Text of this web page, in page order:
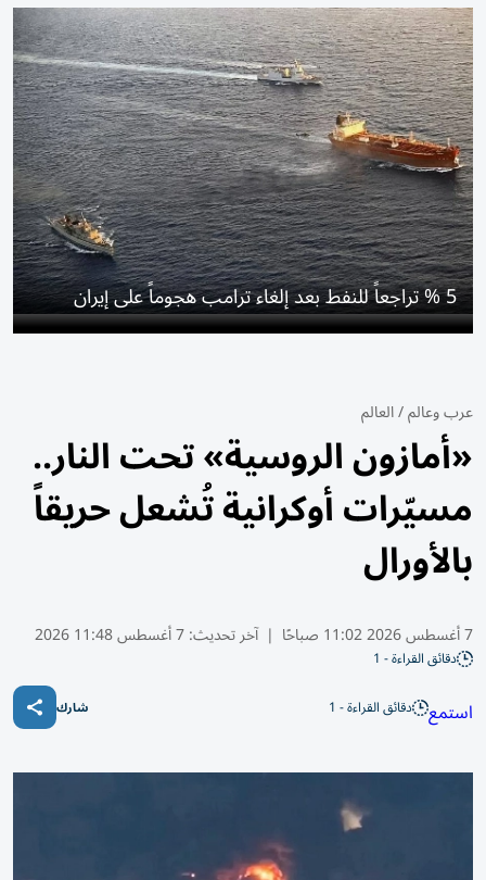
5 % تراجعاً للنفط بعد إلغاء ترامب هجوماً على إيران
عرب وعالم/العالم
«أمازون الروسية» تحت النار..
مسيّرات أوكرانية تُشعل حريقاً
بالأورال
7 أغسطس 2026 11:02 صباحًا | آخر تحديث:7 أغسطس 11:48 2026
دقائق القراءة - 1
استمع دقائق القراءة - 1 شارك